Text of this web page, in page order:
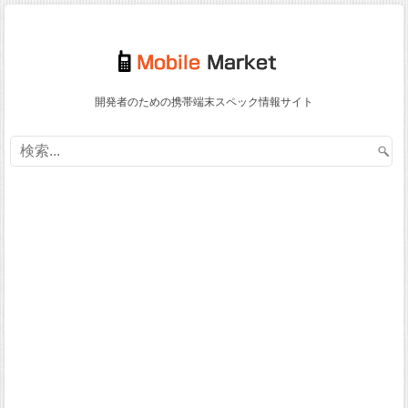
開発者のための携帯端末スペック情報サイト